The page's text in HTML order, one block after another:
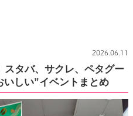
2026.06.11
スタバ、サクレ、ペタグー
いしい”イベントまとめ